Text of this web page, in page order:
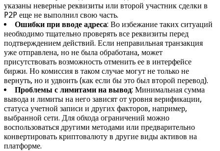
указаны неверные реквизиты или второй участник сделки в
P2P еще не выполнил свою часть.
Ошибки при вводе адреса: Во избежание таких ситуаций
необходимо тщательно проверять все реквизиты перед
подтверждением действий. Если неправильная транзакция
уже отправлена, но не была обработана, может
присутствовать возможность отменить ее в интерфейсе
биржи. Но комиссия в таком случае могут не только не
вернуть, но и удвоить (как если бы это был второй перевод).
Проблемы с лимитами на вывод: Минимальная сумма
вывода и лимиты на него зависят от уровня верификации,
статуса учетной записи и других факторов, например,
выбранной сети. Для обхода ограничений можно
воспользоваться другими методами или предварительно
конвертировать криптовалюту в другие виды активов на
платформе.